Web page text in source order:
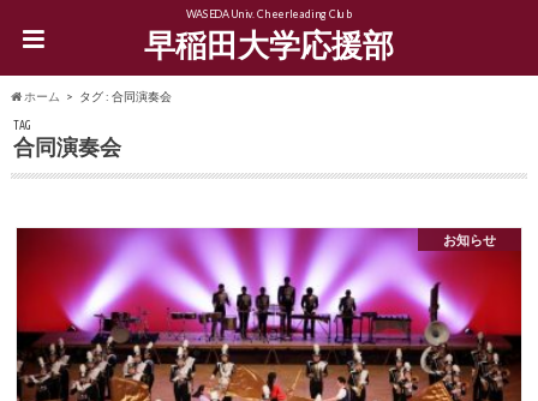
WASEDA Univ. Cheerleading Club
早稲田大学応援部
ホーム タグ : 合同演奏会
TAG
合同演奏会
お知らせ